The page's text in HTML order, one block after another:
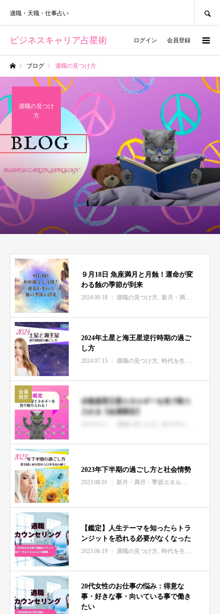
ビジネスキャリア占星術
適職・天職・仕事占い
ログイン 会員登録
ブログ 適職の見つけ方
適職の見つけ
方
９月18日 魚座満月と月蝕！運命が変
わる蝕の季節が到来
2024.09.18 適職の見つけ方 新月・満月・季節エネルギー情報
2024年土星と海王星逆行時期の過ご
し方
2024.07.15 適職の見つけ方 時代を生きるヒント
水瓶座冥王星エネルギーを色で取り
入れる【会員限定】
2023年下半期の過ごし方と社会情勢
2023.08.01 新月・満月・季節エネルギー情報
【鑑定】人生テーマを知ったらトラ
ンジットを恐れる必要がなくなった
2023.06.19 適職の見つけ方 時代を生きるヒント
20代女性のお仕事の悩み：得意な
事・好きな事・向いている事で働き
たい